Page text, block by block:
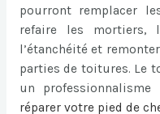
pourront remplacer
refaire les mortiers,
l’étanchéité et
parties de toitures. Le
un
réparer votre pied de